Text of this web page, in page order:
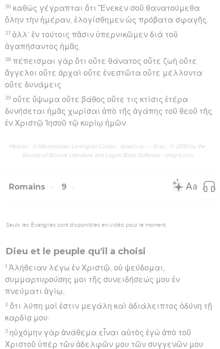
36 καθὼς γέγραπται ὅτι Ἕνεκεν σοῦ θανατούμεθα
ὅλην τὴν ἡμέραν, ἐλογίσθημεν ὡς πρόβατα σφαγῆς.
37 ἀλλ’ ἐν τούτοις πᾶσιν ὑπερνικῶμεν διὰ τοῦ
ἀγαπήσαντος ἡμᾶς.
38 πέπεισμαι γὰρ ὅτι οὔτε θάνατος οὔτε ζωὴ οὔτε
ἄγγελοι οὔτε ἀρχαὶ οὔτε ἐνεστῶτα οὔτε μέλλοντα
οὔτε δυνάμεις
39 οὔτε ὕψωμα οὔτε βάθος οὔτε τις κτίσις ἑτέρα
δυνήσεται ἡμᾶς χωρίσαι ἀπὸ τῆς ἀγάπης τοῦ θεοῦ τῆς
ἐν Χριστῷ Ἰησοῦ τῷ κυρίῳ ἡμῶν.
Hébreu : © Westminster Leningrad Codex - tanach.us --- Grec : © 2010 by the
Society of Biblical Literature and Logos Bible Software - sblgnt.com
Romains 9
Seuls les Évangiles sont disponibles en vidéo pour le moment.
Dieu et le peuple qu'il a choisi
1 Ἀλήθειαν λέγω ἐν Χριστῷ, οὐ ψεύδομαι,
συμμαρτυρούσης μοι τῆς συνειδήσεώς μου ἐν
πνεύματι ἁγίῳ,
2 ὅτι λύπη μοί ἐστιν μεγάλη καὶ ἀδιάλειπτος ὀδύνη τῇ
καρδίᾳ μου·
3 ηὐχόμην γὰρ ἀνάθεμα εἶναι αὐτὸς ἐγὼ ἀπὸ τοῦ
Χριστοῦ ὑπὲρ τῶν ἀδελφῶν μου τῶν συγγενῶν μου